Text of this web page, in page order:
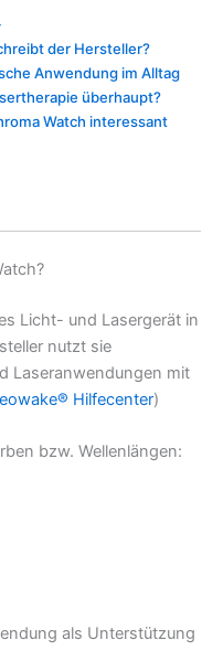
der Hersteller?
Anwendung im Alltag
überhaupt?
Watch interessant
Licht- und Lasergerät in
nutzt sie
Laseranwendungen mit
Hilfecenter)
bzw. Wellenlängen:
als Unterstützung